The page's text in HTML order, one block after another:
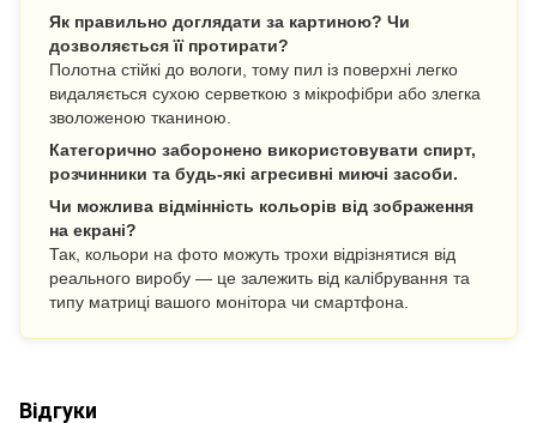
Як правильно доглядати за картиною? Чи
дозволяється її протирати?
Полотна стійкі до вологи, тому пил із поверхні легко
видаляється сухою серветкою з мікрофібри або злегка
зволоженою тканиною.
Категорично заборонено використовувати спирт,
розчинники та будь-які агресивні миючі засоби.
Чи можлива відмінність кольорів від зображення
на екрані?
Так, кольори на фото можуть трохи відрізнятися від
реального виробу — це залежить від калібрування та
типу матриці вашого монітора чи смартфона.
Відгуки